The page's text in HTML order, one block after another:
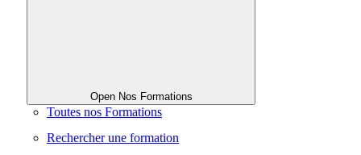
Open Nos Formations
Toutes nos Formations
Rechercher une formation